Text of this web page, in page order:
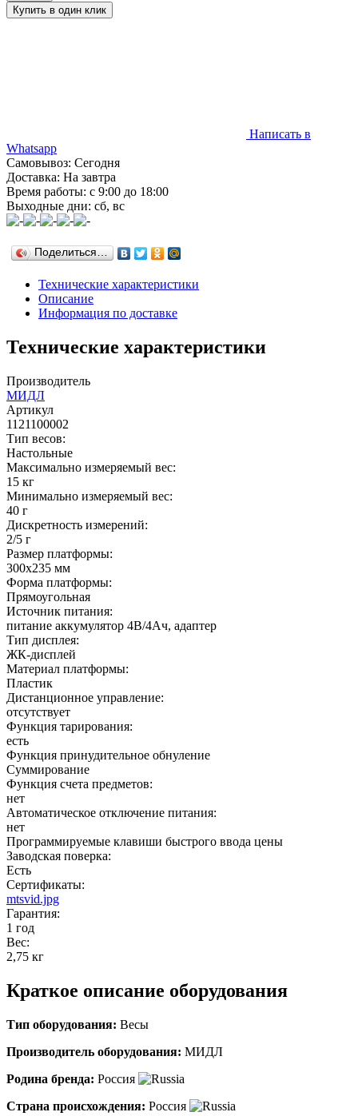
Написать в
Whatsapp
Самовывоз: Сегодня
Доставка: На завтра
Время работы: с 9:00 до 18:00
Выходные дни: сб, вс
Поделиться…
Технические характеристики
Описание
Информация по доставке
Технические характеристики
Производитель
МИДЛ
Артикул
1121100002
Тип весов:
Настольные
Максимально измеряемый вес:
15 кг
Минимально измеряемый вес:
40 г
Дискретность измерений:
2/5 г
Размер платформы:
300х235 мм
Форма платформы:
Прямоугольная
Источник питания:
питание аккумулятор 4В/4Ач, адаптер
Тип дисплея:
ЖК-дисплей
Материал платформы:
Пластик
Дистанционное управление:
отсутствует
Функция тарирования:
есть
Функция принудительное обнуление
Суммирование
Функция счета предметов:
нет
Автоматическое отключение питания:
нет
Программируемые клавиши быстрого ввода цены
Заводская поверка:
Есть
Сертификаты:
mtsvid.jpg
Гарантия:
1 год
Вес:
2,75 кг
Краткое описание оборудования
Тип оборудования: Весы
Производитель оборудования: МИДЛ
Родина бренда: Россия
Страна происхождения: Россия